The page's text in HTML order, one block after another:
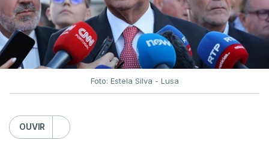
Foto: Estela Silva - Lusa
OUVIR